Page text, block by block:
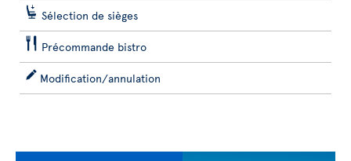
Sélection de sièges
Précommande bistro
Modification/annulation